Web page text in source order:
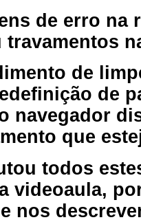
de erro
travamentos
de
de
navegador
que
todos
videoaula,
e nos